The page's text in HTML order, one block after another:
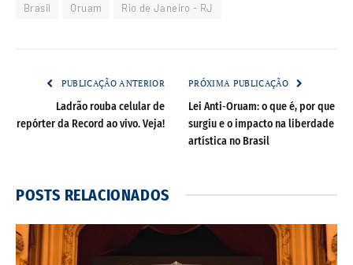
Brasil Oruam Rio de Janeiro - RJ
PUBLICAÇÃO ANTERIOR
Ladrão rouba celular de
repórter da Record ao vivo. Veja!
PRÓXIMA PUBLICAÇÃO
Lei Anti‑Oruam: o que é, por que
surgiu e o impacto na liberdade
artística no Brasil
POSTS RELACIONADOS